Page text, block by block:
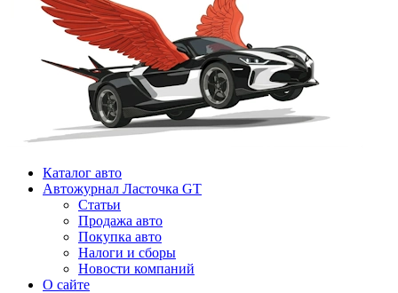
Каталог авто
Автожурнал Ласточка GT
Статьи
Продажа авто
Покупка авто
Налоги и сборы
Новости компаний
О сайте